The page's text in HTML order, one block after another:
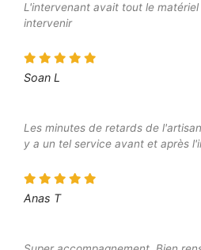
L'intervenant avait tout le
intervenir
Soan L
Les minutes de retards de
y a un tel service avant et après
Anas T